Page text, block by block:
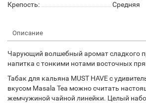
Крепость:
Средняя
Описание
Чарующий волшебный аромат сладкого
напитка с тонкими нотами восточных
Табак для кальяна MUST HAVE с
вкусом Masala Tea можно считать
жемчужиной чайной линейки. Целый